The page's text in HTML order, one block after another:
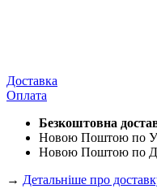
Доставка
Оплата
Безкоштовна
Новою Поштою по
Новою Поштою по
→ Детальніше про